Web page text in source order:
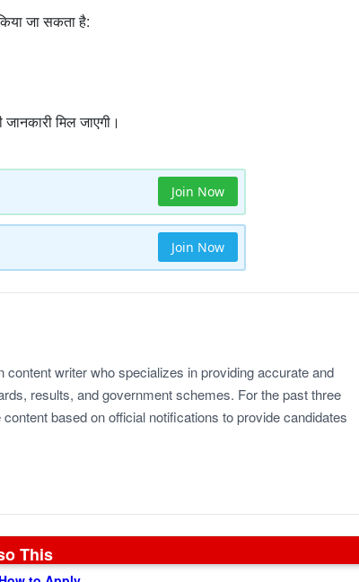
जा सकता है:
मिल जाएगी।
Join Now
Join Now
writer who specializes in providing accurate and
results, and government schemes. For the past three
based on official notifications to provide candidates
This